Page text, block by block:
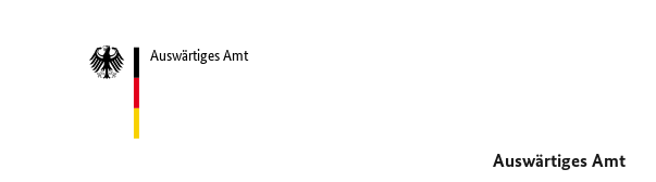
Auswärtiges Amt
Auswärtiges Amt